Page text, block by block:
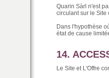
Quarin Sàrl n'est
circulant sur le
Dans l'hypothèse
état de cause
14.
Le Site et L'Offre